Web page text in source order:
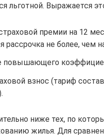
льготной. Выражается
премии на 12
рассрочка не более, чем
повышающего
взнос (тариф
ниже тех, по
жилья. Для